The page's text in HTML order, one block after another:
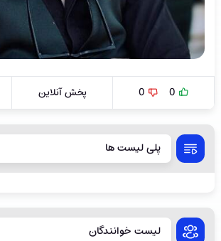
0
0 پخش آنلاین
پلی لیست ها
لیست خوانندگان